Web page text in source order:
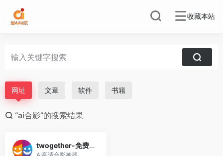
收藏本站
网址 文章 软件 书籍
“ai合影”的搜索结果
twogether-免费ai合影生成
AI高清合影神器